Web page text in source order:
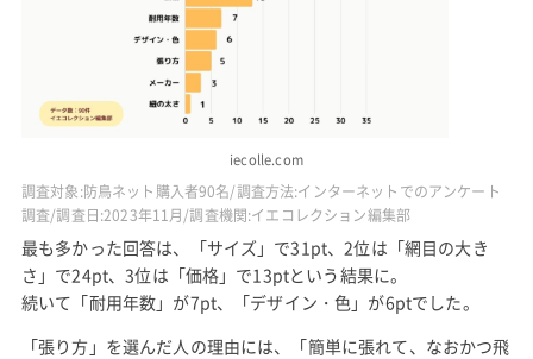
iecolle.com
調査対象:防鳥ネット購入者90名/調査方法:インターネットでのアンケート
調査/調査日:2023年11月/調査機関:イエコレクション編集部
最も多かった回答は、「サイズ」で31pt、2位は「網目の大き
さ」で24pt、3位は「価格」で13ptという結果に。
続いて「耐用年数」が7pt、「デザイン・色」が6ptでした。
「張り方」を選んだ人の理由には、「簡単に張れて、なおかつ飛